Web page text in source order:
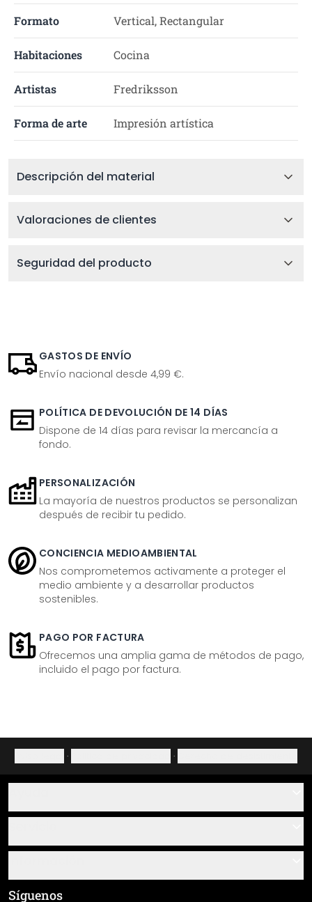
Formato Vertical, Rectangular
Habitaciones Cocina
Artistas Fredriksson
Forma de arte Impresión artística
Descripción del material
Valoraciones de clientes
Seguridad del producto
GASTOS DE ENVÍO
Envío nacional desde 4,99 €.
POLÍTICA DE DEVOLUCIÓN DE 14 DÍAS
Dispone de 14 días para revisar la mercancía a
fondo.
PERSONALIZACIÓN
La mayoría de nuestros productos se personalizan
después de recibir tu pedido.
CONCIENCIA MEDIOAMBIENTAL
Nos comprometemos activamente a proteger el
medio ambiente y a desarrollar productos
sostenibles.
PAGO POR FACTURA
Ofrecemos una amplia gama de métodos de pago,
incluido el pago por factura.
· ·
Sobre nosotros
Resumen de materiales
Términos y condiciones generales (CGC)
Síguenos